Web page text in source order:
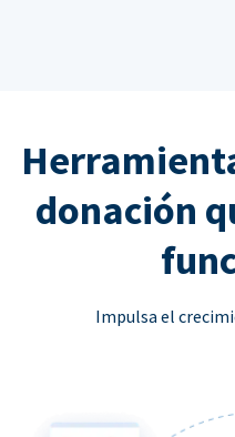
donación
Impulsa el